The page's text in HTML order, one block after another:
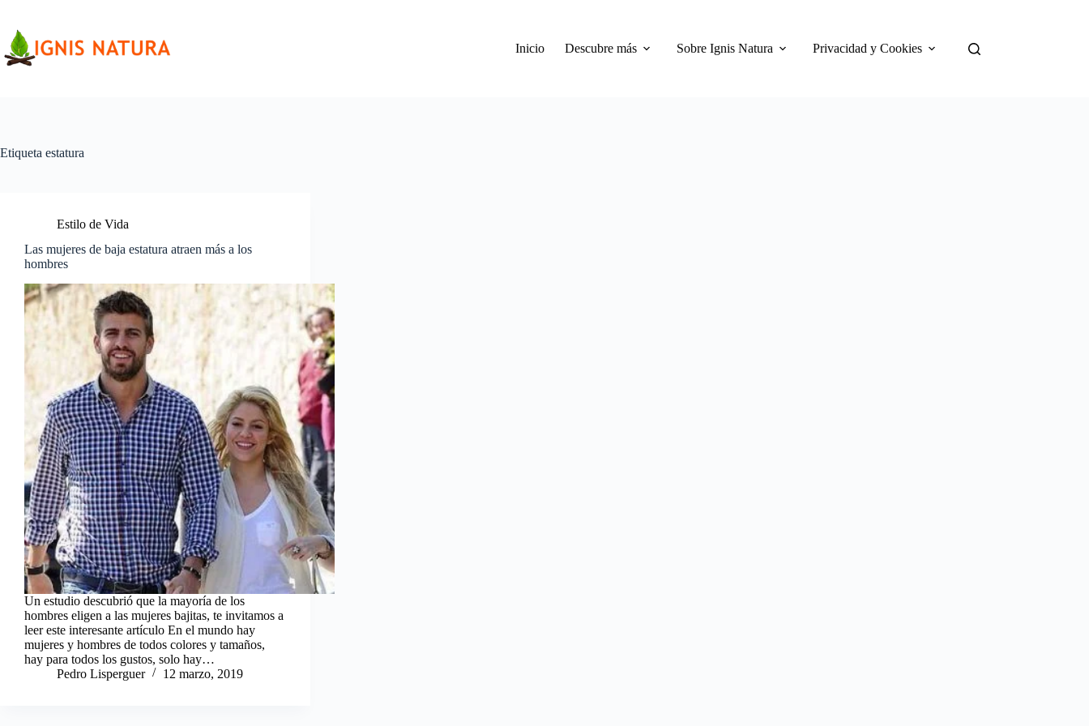
contenido
Inicio
Descubre más Sobre Ignis Natura Privacidad y Cookies
Etiqueta estatura
Estilo de Vida
Las mujeres de baja estatura atraen más a los
hombres
Un estudio descubrió que la mayoría de los
hombres eligen a las mujeres bajitas, te invitamos a
leer este interesante artículo En el mundo hay
mujeres y hombres de todos colores y tamaños,
hay para todos los gustos, solo hay…
Pedro Lisperguer
12 marzo, 2019